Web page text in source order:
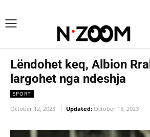
Lëndohet keq, Albion
largohet nga ndeshja
SPORT
October 12, 2023 Updated: October 13, 2023